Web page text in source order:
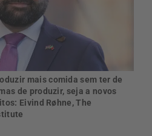
mais comida sem ter de
de produzir, seja a novos
Eivind Røhne, The